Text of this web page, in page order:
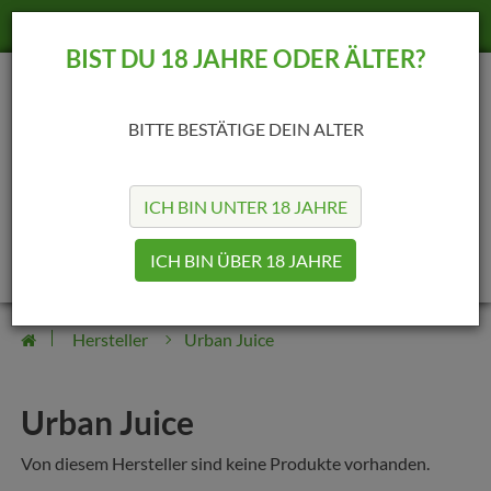
BIST DU 18 JAHRE ODER ÄLTER?
BITTE BESTÄTIGE DEIN ALTER
ICH BIN UNTER 18 JAHRE
ICH BIN ÜBER 18 JAHRE
0 0
Hersteller Urban Juice
Urban Juice
Von diesem Hersteller sind keine Produkte vorhanden.